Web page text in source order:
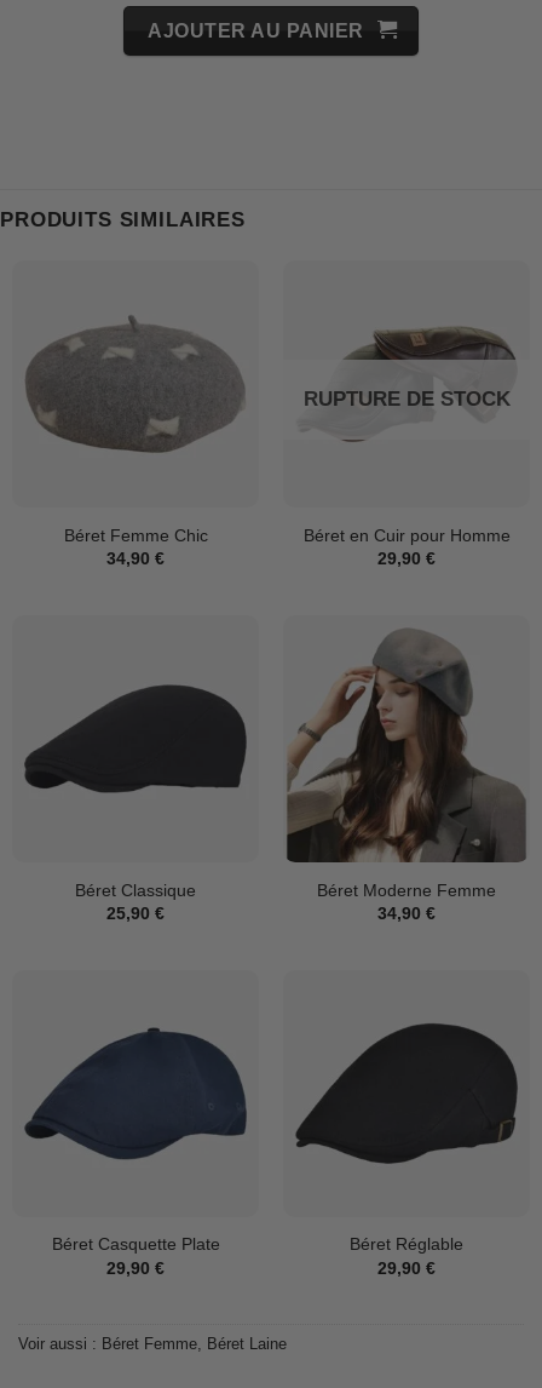
AJOUTER AU PANIER
PRODUITS SIMILAIRES
Béret Femme Chic
34,90 €
RUPTURE DE STOCK
Béret en Cuir pour Homme
29,90 €
Béret Classique
25,90 €
Béret Moderne Femme
34,90 €
Béret Casquette Plate
29,90 €
Béret Réglable
29,90 €
Voir aussi : Béret Femme, Béret Laine